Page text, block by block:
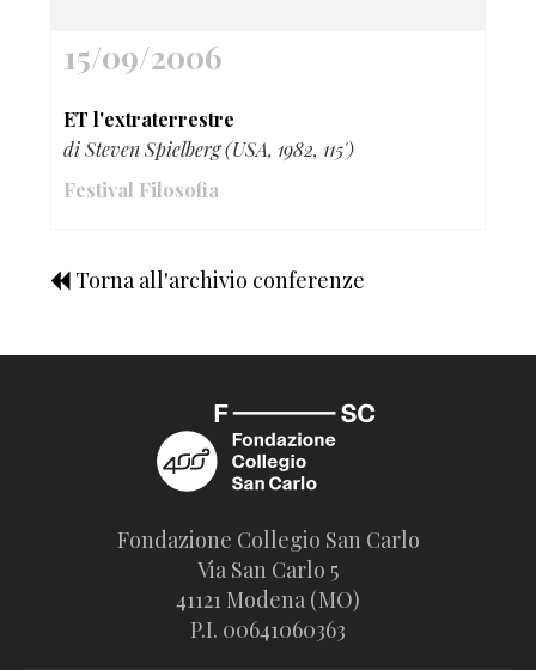
15/09/2006
ET l'extraterrestre
di Steven Spielberg (USA, 1982, 115')
Festival Filosofia
Torna all'archivio conferenze
Fondazione Collegio San Carlo
Via San Carlo 5
41121 Modena (MO)
P.I. 00641060363